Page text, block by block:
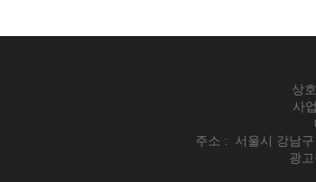
상
사
주소 : 서울시 강남
광